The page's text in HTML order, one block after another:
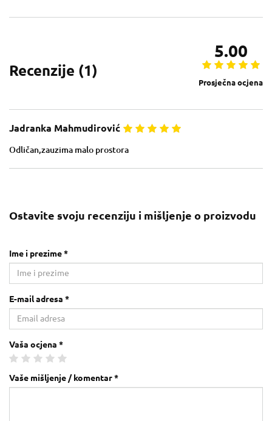
Recenzije (1)
5.00
Prosječna ocjena
Jadranka Mahmudirović
Odličan,zauzima malo prostora
Ostavite svoju recenziju i mišljenje o proizvodu
Ime i prezime *
E-mail adresa *
Vaša ocjena *
Vaše mišljenje / komentar *